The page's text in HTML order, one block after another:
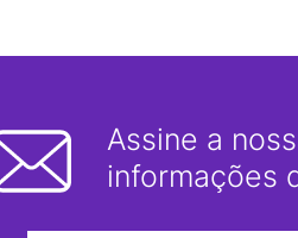
Assine a
informações